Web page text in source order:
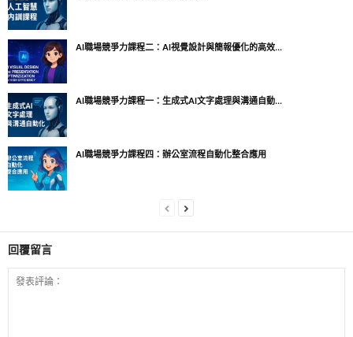
AI職場競爭力課程二：AI視覺設計與簡報優化的高效...
AI職場競爭力課程一：生成式AI文字處理與溝通自動...
AI職場競爭力課程四：辦公室流程自動化整合應用
回覆留言